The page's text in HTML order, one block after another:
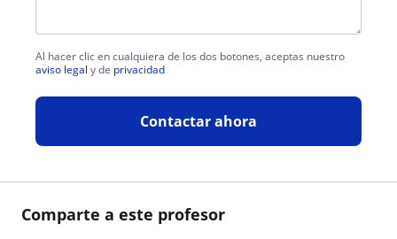
Comparte a este profesor
Al hacer clic en cualquiera de los dos botones, aceptas nuestro
aviso legal y de privacidad
Contactar ahora